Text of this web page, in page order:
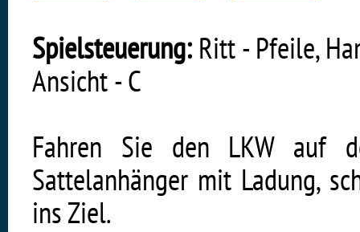
Spielsteuerung: Ritt - Pfeile,
Ansicht - C
Fahren Sie den LKW auf
Sattelanhänger mit Ladung,
ins Ziel.